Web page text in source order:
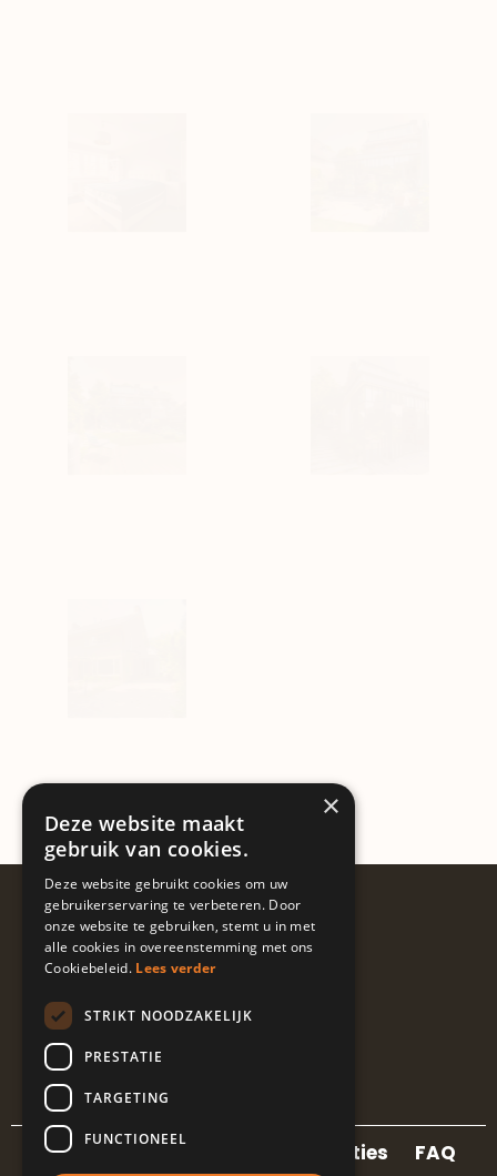
Volg ons
@guapalocaties
I
n
s
t
a
g
r
a
L
i
n
e
i
E
n
v
l
p
Contact Locaties Referenties FAQ
×
Deze website maakt
gebruik van cookies.
Deze website gebruikt cookies om uw
gebruikerservaring te verbeteren. Door
onze website te gebruiken, stemt u in met
alle cookies in overeenstemming met ons
Cookiebeleid. Lees verder
STRIKT NOODZAKELIJK
PRESTATIE
TARGETING
FUNCTIONEEL